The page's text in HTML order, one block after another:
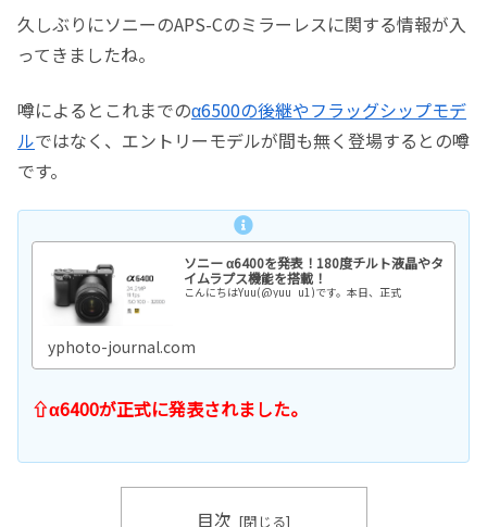
久しぶりにソニーのAPS-Cのミラーレスに関する情報が入
ってきましたね。
噂によるとこれまでのα6500の後継やフラッグシップモデ
ルではなく、エントリーモデルが間も無く登場するとの噂
です。
ソニー α6400を発表！180度チルト液晶やタ
イムラプス機能を搭載！
こんにちはYuu(@yuu_u1)です。本日、正式
yphoto-journal.com
⇧α6400が正式に発表されました。
目次